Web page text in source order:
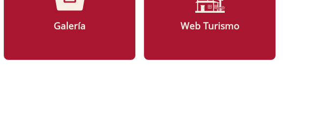
Galería Web Turismo